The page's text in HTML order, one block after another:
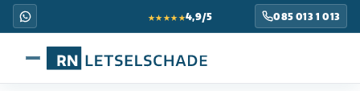
★★★★★4,9/5 085 013 1 013